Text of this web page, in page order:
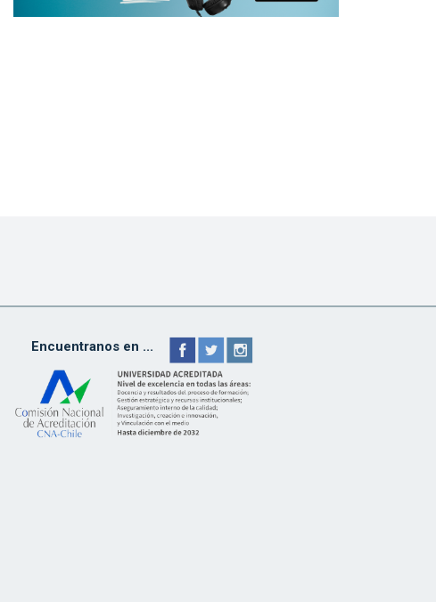
Encuentranos en ...